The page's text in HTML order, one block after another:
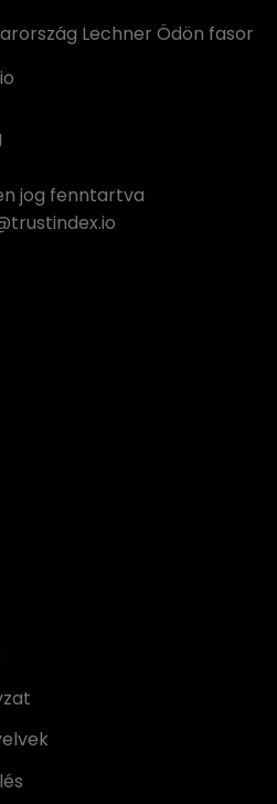
Lechner Ödön fasor
jog fenntartva